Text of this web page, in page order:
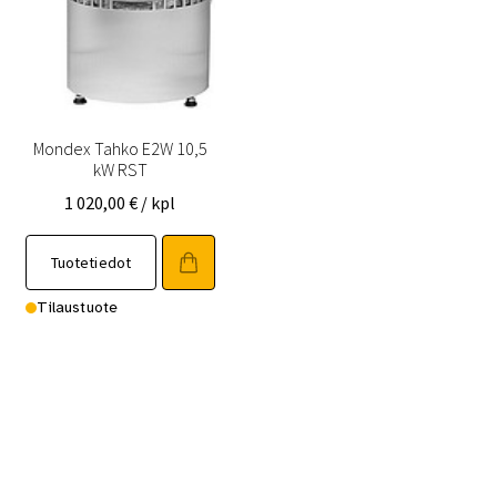
Mondex Tahko E2W 10,5
kW RST
1 020,00€ / kpl
Tuotetiedot
Tilaustuote